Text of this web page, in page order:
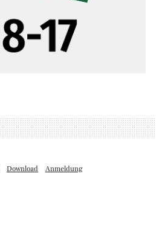
Download Anmeldung